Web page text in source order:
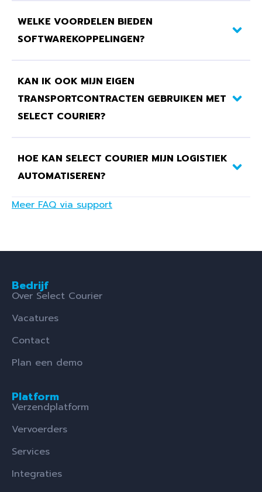
WELKE VOORDELEN BIEDEN
SOFTWAREKOPPELINGEN?
KAN IK OOK MIJN EIGEN
TRANSPORTCONTRACTEN GEBRUIKEN MET
SELECT COURIER?
HOE KAN SELECT COURIER MIJN LOGISTIEK
AUTOMATISEREN?
Meer FAQ via support
Bedrijf
Over Select Courier
Vacatures
Contact
Plan een demo
Platform
Verzendplatform
Vervoerders
Services
Integraties